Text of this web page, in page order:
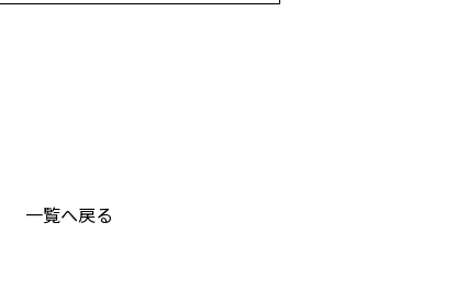
一覧へ戻る